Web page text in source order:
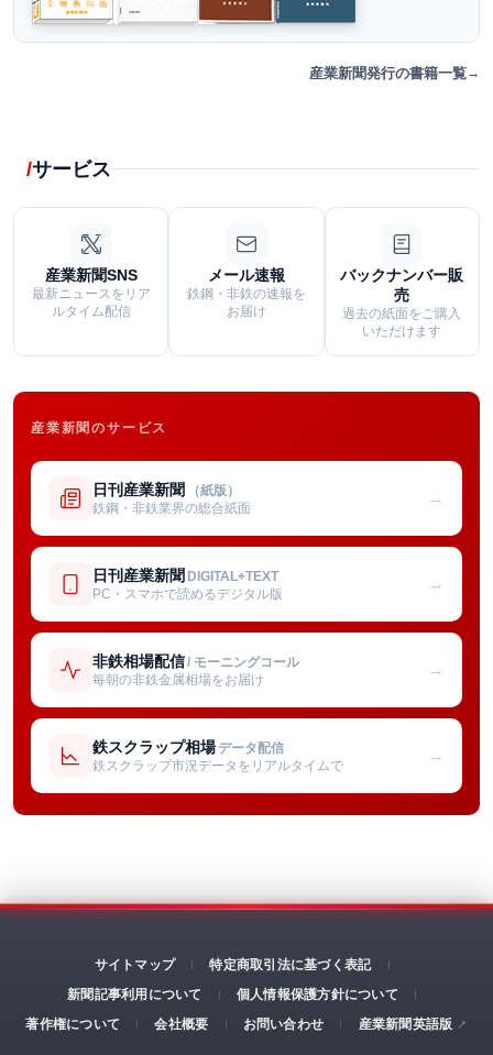
産業新聞発行の書籍一覧
サービス
産業新聞SNS
最新ニュースをリア
ルタイム配信
メール速報
鉄鋼・非鉄の速報を
お届け
バックナンバー販
売
過去の紙面をご購入
いただけます
産業新聞のサービス
日刊産業新聞 （紙版）
鉄鋼・非鉄業界の総合紙面
→
日刊産業新聞 DIGITAL+TEXT
PC・スマホで読めるデジタル版
→
非鉄相場配信/ モーニングコール
毎朝の非鉄金属相場をお届け
→
鉄スクラップ相場 データ配信
鉄スクラップ市況データをリアルタイムで
→
サイトマップ
特定商取引法に基づく表記
新聞記事利用について
個人情報保護方針について
著作権について
会社概要 お問い合わせ 産業新聞英語版